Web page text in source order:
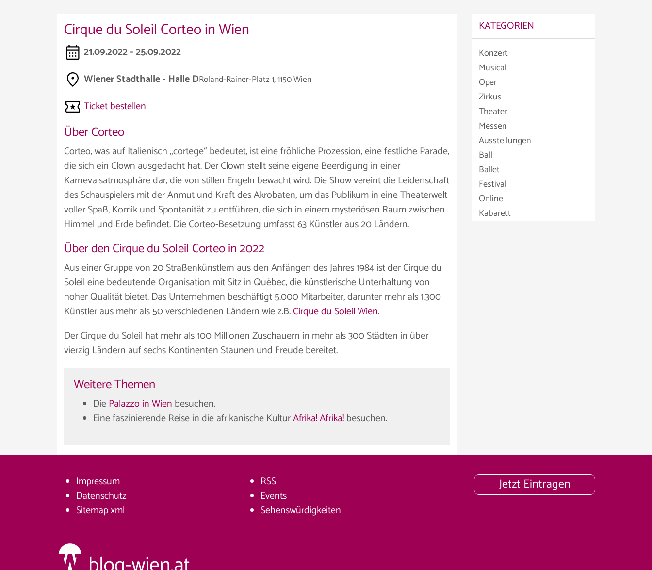
Cirque du Soleil Corteo in Wien
21.09.2022 - 25.09.2022
Wiener Stadthalle - Halle DRoland-Rainer-Platz 1, 1150 Wien
Ticket bestellen
Über Corteo
Corteo, was auf Italienisch „cortege“ bedeutet, ist eine fröhliche Prozession, eine festliche Parade,
die sich ein Clown ausgedacht hat. Der Clown stellt seine eigene Beerdigung in einer
Karnevalsatmosphäre dar, die von stillen Engeln bewacht wird. Die Show vereint die Leidenschaft
des Schauspielers mit der Anmut und Kraft des Akrobaten, um das Publikum in eine Theaterwelt
voller Spaß, Komik und Spontanität zu entführen, die sich in einem mysteriösen Raum zwischen
Himmel und Erde befindet. Die Corteo-Besetzung umfasst 63 Künstler aus 20 Ländern.
Über den Cirque du Soleil Corteo in 2022
Aus einer Gruppe von 20 Straßenkünstlern aus den Anfängen des Jahres 1984 ist der Cirque du
Soleil eine bedeutende Organisation mit Sitz in Québec, die künstlerische Unterhaltung von
hoher Qualität bietet. Das Unternehmen beschäftigt 5.000 Mitarbeiter, darunter mehr als 1.300
Künstler aus mehr als 50 verschiedenen Ländern wie z.B.Cirque du Soleil Wien.
Der Cirque du Soleil hat mehr als 100 Millionen Zuschauern in mehr als 300 Städten in über
vierzig Ländern auf sechs Kontinenten Staunen und Freude bereitet.
Weitere Themen
DiePalazzo in Wien besuchen.
Eine faszinierende Reise in die afrikanische KulturAfrika! Afrika!besuchen.
KATEGORIEN
Konzert
Musical
Oper
Zirkus
Theater
Messen
Ausstellungen
Ball
Ballet
Festival
Online
Kabarett
Impressum
Datenschutz
Sitemapxml
RSS
Events
Sehenswürdigkeiten
Jetzt Eintragen